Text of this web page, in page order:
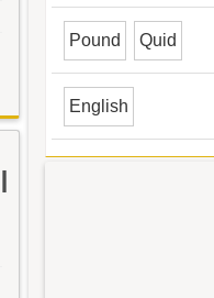
Pound Quid
English